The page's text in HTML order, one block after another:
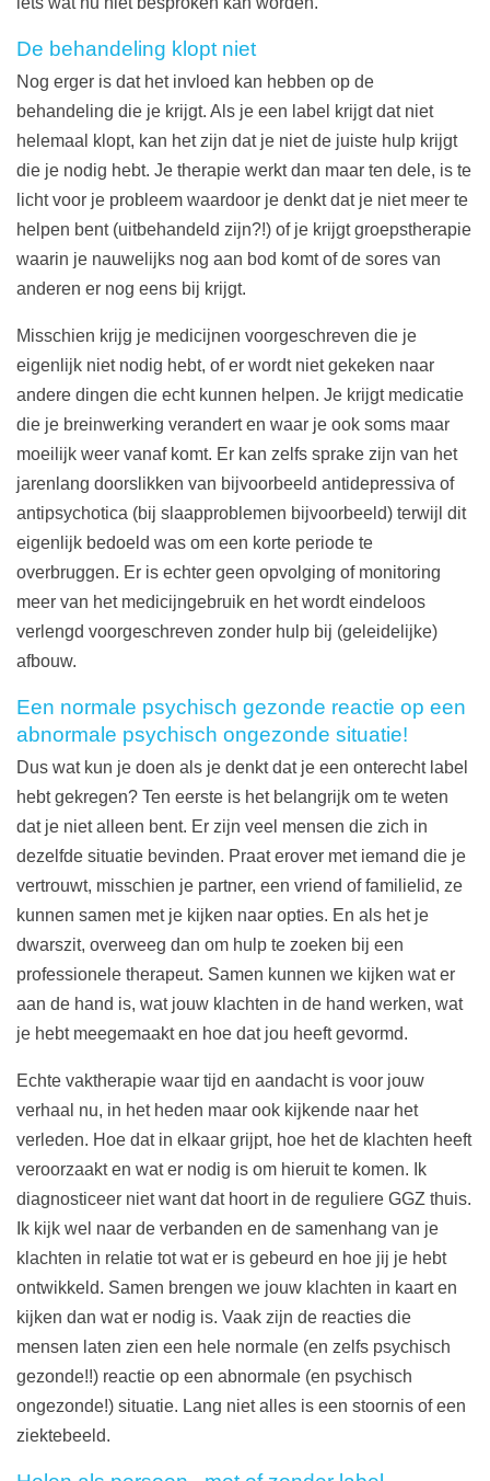
De behandeling klopt niet
Nog erger is dat het invloed kan hebben op de
behandeling die je krijgt. Als je een label krijgt dat niet
helemaal klopt, kan het zijn dat je niet de juiste hulp krijgt
die je nodig hebt. Je therapie werkt dan maar ten dele, is te
licht voor je probleem waardoor je denkt dat je niet meer te
helpen bent (uitbehandeld zijn?!) of je krijgt groepstherapie
waarin je nauwelijks nog aan bod komt of de sores van
anderen er nog eens bij krijgt.
Misschien krijg je medicijnen voorgeschreven die je
eigenlijk niet nodig hebt, of er wordt niet gekeken naar
andere dingen die echt kunnen helpen. Je krijgt medicatie
die je breinwerking verandert en waar je ook soms maar
moeilijk weer vanaf komt. Er kan zelfs sprake zijn van het
jarenlang doorslikken van bijvoorbeeld antidepressiva of
antipsychotica (bij slaapproblemen bijvoorbeeld) terwijl dit
eigenlijk bedoeld was om een korte periode te
overbruggen. Er is echter geen opvolging of monitoring
meer van het medicijngebruik en het wordt eindeloos
verlengd voorgeschreven zonder hulp bij (geleidelijke)
afbouw.
Een normale psychisch gezonde reactie op een
abnormale psychisch ongezonde situatie!
Dus wat kun je doen als je denkt dat je een onterecht label
hebt gekregen? Ten eerste is het belangrijk om te weten
dat je niet alleen bent. Er zijn veel mensen die zich in
dezelfde situatie bevinden. Praat erover met iemand die je
vertrouwt, misschien je partner, een vriend of familielid, ze
kunnen samen met je kijken naar opties. En als het je
dwarszit, overweeg dan om hulp te zoeken bij een
professionele therapeut. Samen kunnen we kijken wat er
aan de hand is, wat jouw klachten in de hand werken, wat
je hebt meegemaakt en hoe dat jou heeft gevormd.
Echte vaktherapie waar tijd en aandacht is voor jouw
verhaal nu, in het heden maar ook kijkende naar het
verleden. Hoe dat in elkaar grijpt, hoe het de klachten heeft
veroorzaakt en wat er nodig is om hieruit te komen. Ik
diagnosticeer niet want dat hoort in de reguliere GGZ thuis.
Ik kijk wel naar de verbanden en de samenhang van je
klachten in relatie tot wat er is gebeurd en hoe jij je hebt
ontwikkeld. Samen brengen we jouw klachten in kaart en
kijken dan wat er nodig is. Vaak zijn de reacties die
mensen laten zien een hele normale (en zelfs psychisch
gezonde!!) reactie op een abnormale (en psychisch
ongezonde!) situatie. Lang niet alles is een stoornis of een
ziektebeeld.